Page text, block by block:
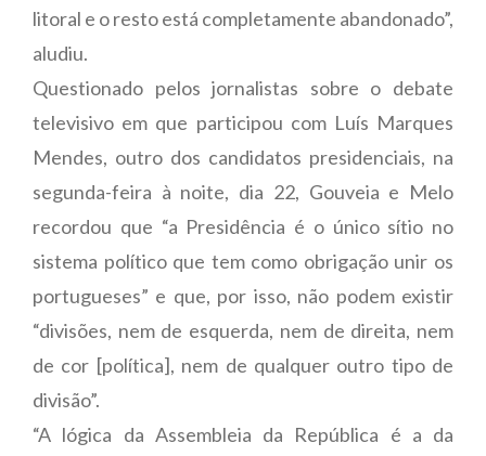
litoral e o resto está completamente abandonado”,
aludiu.
Questionado pelos jornalistas sobre o debate
televisivo em que participou com Luís Marques
Mendes, outro dos candidatos presidenciais, na
segunda-feira à noite, dia 22, Gouveia e Melo
recordou que “a Presidência é o único sítio no
sistema político que tem como obrigação unir os
portugueses” e que, por isso, não podem existir
“divisões, nem de esquerda, nem de direita, nem
de cor [política], nem de qualquer outro tipo de
divisão”.
“A lógica da Assembleia da República é a da